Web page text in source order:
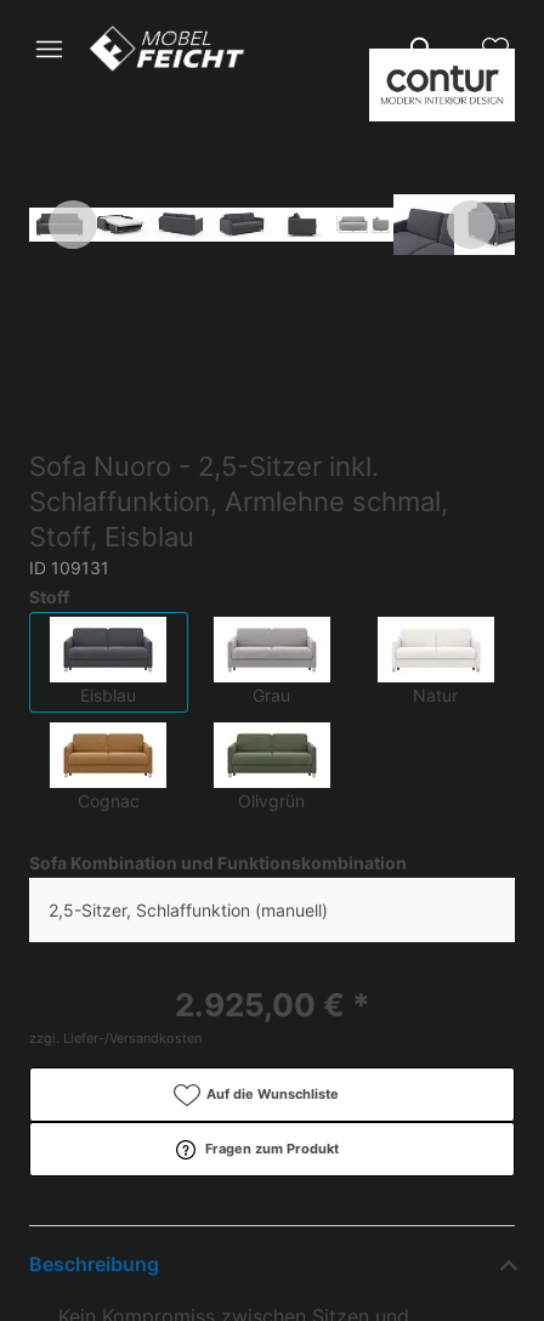
Sofa Nuoro - 2,5-Sitzer inkl.
Schlaffunktion, Armlehne schmal,
Stoff, Eisblau
ID 109131
Stoff
Eisblau Grau Natur
Cognac Olivgrün
Sofa Kombination und Funktionskombination
2,5-Sitzer, Schlaffunktion (manuell)
2.925,00 € *
zzgl. Liefer-/Versandkosten
Auf die Wunschliste
Fragen zum Produkt
Beschreibung
Kein Kompromiss zwischen Sitzen und